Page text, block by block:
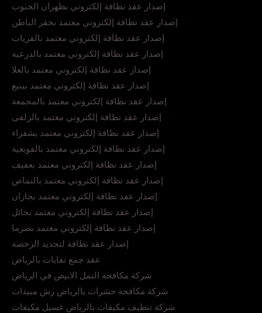
إصدار عقد نظافة إلكتروني بظهران الجنوب
إصدار عقد نظافة إلكتروني معتمد بحفر الباطن
إصدار عقد نظافة إلكتروني معتمد بالقريات
إصدار عقد نظافة إلكتروني معتمد بالدرعية
إصدار عقد نظافة إلكتروني معتمد بالعلا
إصدار عقد نظافة إلكتروني معتمد بينبع
إصدار عقد نظافة إلكتروني معتمد بالمجمعة
إصدار عقد نظافة إلكتروني معتمد بالزلفى
إصدار عقد نظافة إلكتروني معتمد بشقراء
إصدار عقد نظافة إلكتروني معتمد بالقويعية
إصدار عقد نظافة إلكتروني معتمد بعفيف
إصدار عقد نظافة إلكتروني معتمد بالنماص
إصدار عقد نظافة إلكتروني معتمد بجازان
إصدار عقد نظافة إلكتروني معتمد بحائل
إصدار عقد نظافة إلكتروني معتمد بضرما
إصدار عقد نظافة لتجديد الرخصة
عقد جمع نفايات بالرياض
شركة مكافحة النمل الابيض في الرياض
شركة مكافحة حشرات بالرياض رش مبيدات
شركة تنظيف مكيفات بالرياض غسيل مكيفات